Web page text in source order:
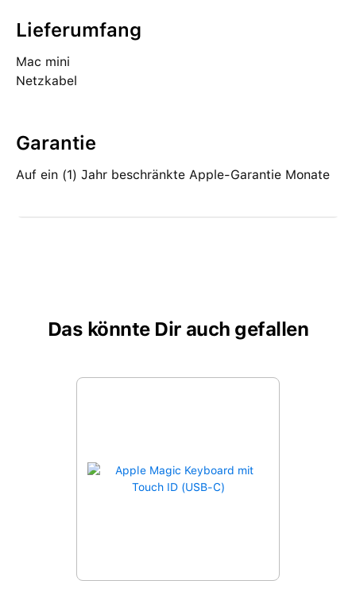
Lieferumfang
Mac mini
Netzkabel
Garantie
Auf ein (1) Jahr beschränkte Apple-Garantie Monate
Das könnte Dir auch gefallen
Produktgalerie überspringen